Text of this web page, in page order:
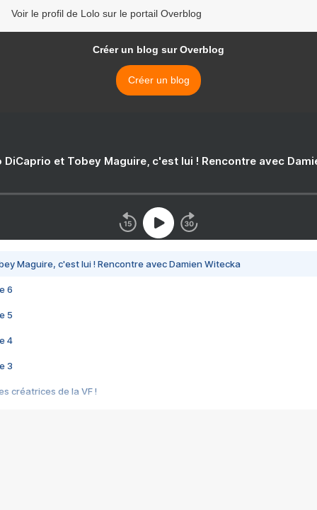
Voir le profil de Lolo sur le portail Overblog
Créer un blog sur Overblog
Créer un blog
DiCaprio et Tobey Maguire, c'est lui ! Rencontre avec
Maguire, c'est lui ! Rencontre avec Damien Witecka
6
5
4
3
créatrices de la VF !